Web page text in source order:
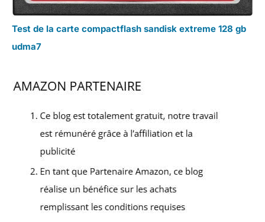
Test de la carte compactflash sandisk extreme 128 gb
udma7